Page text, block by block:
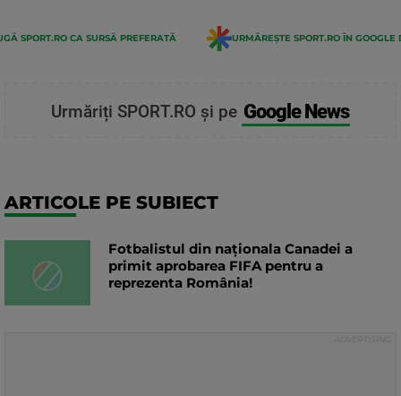
SPORT.RO CA SURSĂ PREFERATĂ URMĂREȘTE SPORT.RO ÎN GOOGLE
Urmăriți SPORT.RO și pe Google News
ARTICOLE PE SUBIECT
Fotbalistul din naționala Canadei a
primit aprobarea FIFA pentru a
reprezenta România!